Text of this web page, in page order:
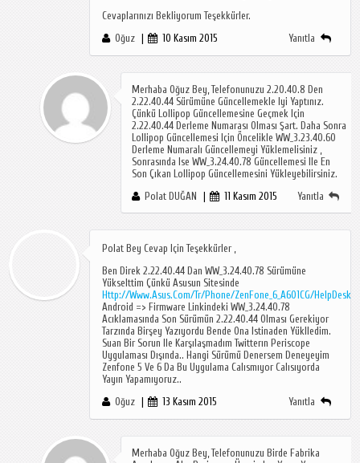
Cevaplarınızı Bekliyorum Teşekkürler.
Oğuz
10 Kasım 2015 Yanıtla
Merhaba Oğuz Bey, Telefonunuzu 2.20.40.8 Den
2.22.40.44 Sürümüne Güncellemekle Iyi Yaptınız.
Çünkü Lollipop Güncellemesine Geçmek Için
2.22.40.44 Derleme Numarası Olması Şart. Daha Sonra
Lollipop Güncellemesi Için Öncelikle WW_3.23.40.60
Derleme Numaralı Güncellemeyi Yüklemelisiniz ,
Sonrasında Ise WW_3.24.40.78 Güncellemesi Ile En
Son Çıkan Lollipop Güncellemesini Yükleyebilirsiniz.
Polat DUĞAN
11 Kasım 2015 Yanıtla
Polat Bey Cevap Için Teşekkürler ,
Ben Direk 2.22.40.44 Dan WW_3.24.40.78 Sürümüne
Yükselttim Çünkü Asusun Sitesinde
Http://www.asus.com/tr/Phone/ZenFone_6_A601CG/
Android => Firmware Linkindeki WW_3.24.40.78
Acıklamasında Son Sürümün 2.22.40.44 Olması Gerekiyor
Tarzında Birşey Yazıyordu Bende Ona Istinaden Yüklledim.
Suan Bir Sorun Ile Karşılaşmadım Twitterın Periscope
Uygulaması Dışında.. Hangi Sürümü Denersem Deneyeyim
Zenfone 5 Ve 6 Da Bu Uygulama Calısmıyor Calısıyorda
Yayın Yapamıyoruz..
Oğuz
13 Kasım 2015 Yanıtla
Merhaba Oğuz Bey, Telefonunuzu Birde Fabrika